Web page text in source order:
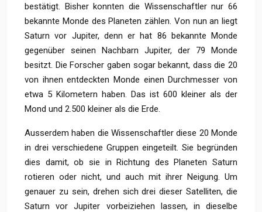
bestätigt. Bisher konnten die Wissenschaftler nur 66
bekannte Monde des Planeten zählen. Von nun an liegt
Saturn vor Jupiter, denn er hat 86 bekannte Monde
gegenüber seinen Nachbarn Jupiter, der 79 Monde
besitzt. Die Forscher gaben sogar bekannt, dass die 20
von ihnen entdeckten Monde einen Durchmesser von
etwa 5 Kilometern haben. Das ist 600 kleiner als der
Mond und 2.500 kleiner als die Erde.
Ausserdem haben die Wissenschaftler diese 20 Monde
in drei verschiedene Gruppen eingeteilt. Sie begründen
dies damit, ob sie in Richtung des Planeten Saturn
rotieren oder nicht, und auch mit ihrer Neigung. Um
genauer zu sein, drehen sich drei dieser Satelliten, die
Saturn vor Jupiter vorbeiziehen lassen, in dieselbe